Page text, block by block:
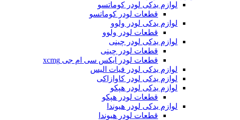
لوازم یدکی لودر کوماتسو
قطعات لودر کوماتسو
لوازم یدکی لودر ولوو
قطعات لودر ولوو
لوازم یدکی لودر چینی
قطعات لودر چینی
قطعات لودر ایکس سی ام جی xcmg
لوازم یدکی لودر فیات الیس
لوازم یدکی لودر کاوازاکی
لوازم یدکی لودر هپکو
قطعات لودر هپکو
لوازم یدکی لودر هیوندا
قطعات لودر هیوندا